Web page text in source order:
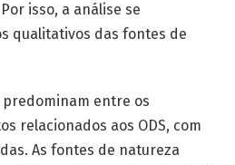
isso, a análise se
qualitativos das fontes de
entre os
relacionados aos ODS, com
As fontes de natureza